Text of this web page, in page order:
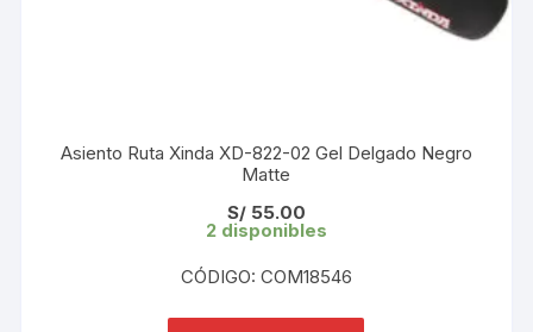
Asiento Ruta Xinda XD-822-02 Gel Delgado Negro
Matte
S/55.00
2 disponibles
CÓDIGO: COM18546